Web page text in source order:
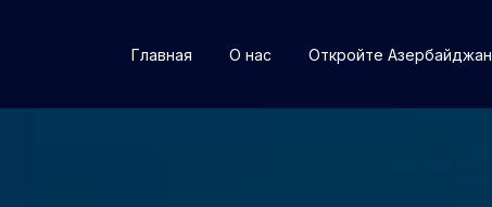
Главная О нас Откройте Азербайджан